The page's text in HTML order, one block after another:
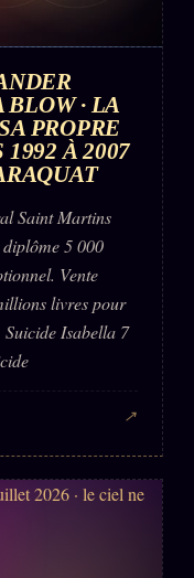
· LA
PROPRE
1992 À 2007
Saint Martins
5 000
Vente
livres pour
Isabella 7
↗